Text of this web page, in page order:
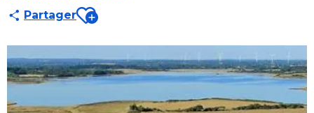
PartagerAjouter aux favoris